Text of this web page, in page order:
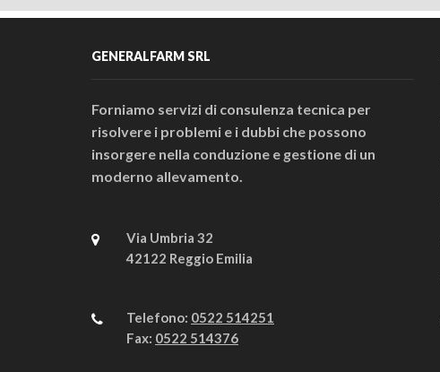
GENERALFARM SRL
Forniamo servizi di consulenza tecnica per
risolvere i problemi e i dubbi che possono
insorgere nella conduzione e gestione di un
moderno allevamento.
Via Umbria 32
42122 Reggio Emilia
Telefono: 0522 514251
Fax: 0522 514376